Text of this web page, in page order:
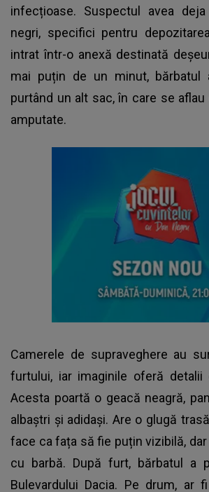
infecțioase. Suspectul avea
negri, specifici pentru
intrat într-o anexă destinată
mai puțin de un minut, bărbatul
purtând un alt sac, în care se
amputate.
Camerele de supraveghere au
furtului, iar imaginile oferă detalii
Acesta poartă o geacă neagră,
albaștri și adidași. Are o glugă
face ca fața să fie puțin vizibilă,
cu barbă. După furt, bărbatul a
Bulevardului Dacia. Pe drum, ar